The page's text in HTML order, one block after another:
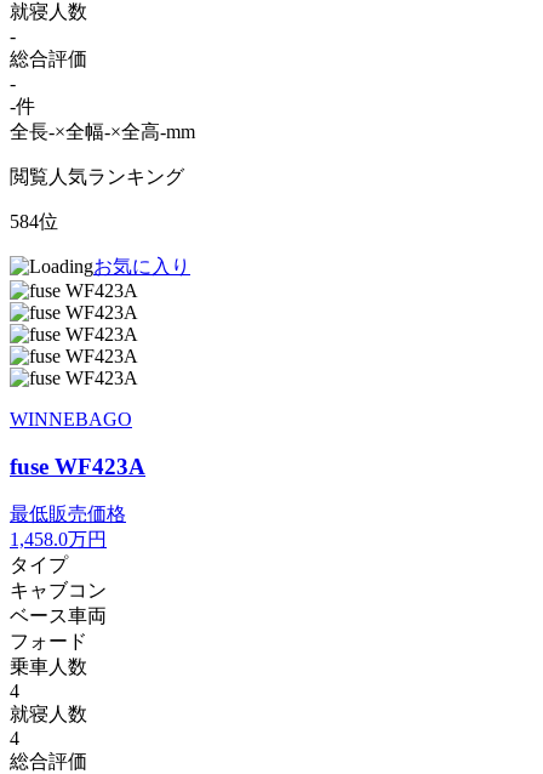
就寝人数
-
総合評価
-
-件
全長-×全幅-×全高-mm
閲覧人気ランキング
584位
お気に入り
WINNEBAGO
fuse WF423A
最低販売価格
1,458.0万円
タイプ
キャブコン
ベース車両
フォード
乗車人数
4
就寝人数
4
総合評価